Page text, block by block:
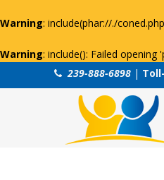
Warning: include(phar://./
Warning: include(): Failed
239-888-6898 |